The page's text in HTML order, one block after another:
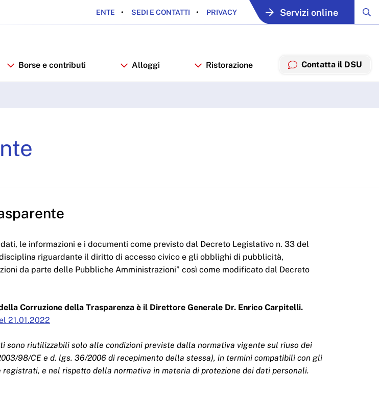
ENTE SEDI E CONTATTI PRIVACY Servizi online
Borse e contributi Alloggi Ristorazione Contatta il DSU
le informazioni e i documenti come previsto dal Decreto Legislativo n. 33 del
riguardante il diritto di accesso civico e gli obblighi di pubblicità,
da parte delle Pubbliche Amministrazioni” così come modificato dal Decreto
Corruzione della Trasparenza è il Direttore Generale Dr. Enrico Carpitelli.
21.01.2022
sono riutilizzabili solo alle condizioni previste dalla normativa vigente sul riuso dei
98/CE e d. lgs. 36/2006 di recepimento della stessa), in termini compatibili con gli
e nel rispetto della normativa in materia di protezione dei dati personali.